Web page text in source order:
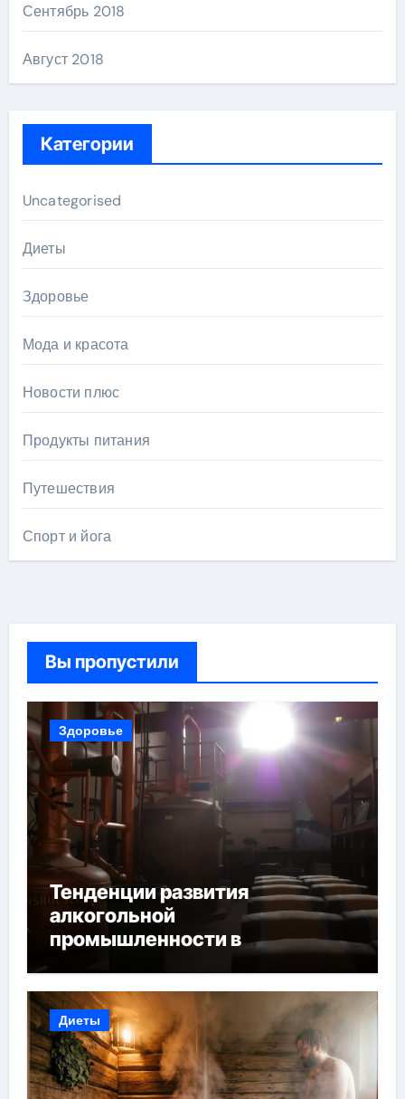
Сентябрь 2018
Август 2018
Категории
Uncategorised
Диеты
Здоровье
Мода и красота
Новости плюс
Продукты питания
Путешествия
Спорт и йога
Вы пропустили
Здоровье
Тенденции развития
алкогольной
промышленности в
Диеты